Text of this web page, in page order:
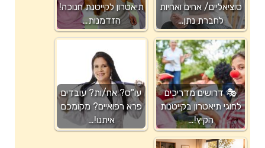
סוציאליים/ אחים ואחיות
לחברת נתן…
תיאטרון לקייטנת חנוכה!
הזדמנות…
🎭 דרושים מדריכים
לחוגי תיאטרון בקייטנות
הקיץ!…
עו"ס? אח/ות? עובדים
פרא רפואיים? מקומכם
איתנו!…